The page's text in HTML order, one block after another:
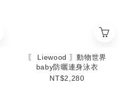
〖 Liewood 〗動物世界
baby防曬連身泳衣
NT$2,280